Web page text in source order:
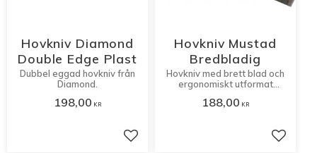
Hovkniv Diamond
Double Edge Plast
Dubbel eggad hovkniv från
Diamond.
198,00 KR
Lägg till i favoriter
Hovkniv Mustad
Bredbladig
Hovkniv med brett blad och
ergonomiskt utformat
188,00 KR
Lägg